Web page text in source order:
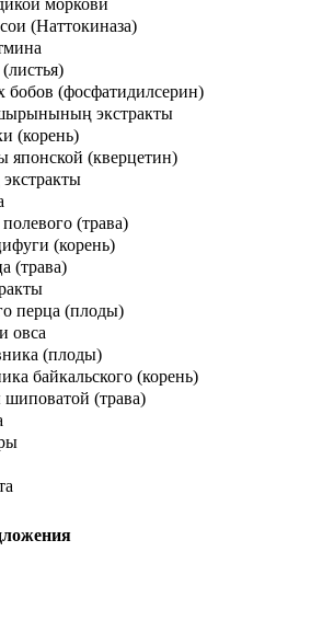
моркови
(Наттокиназа)
бобов (фосфатидилсерин)
экстракты
(корень)
японской (кверцетин)
(трава)
(корень)
(трава)
перца (плоды)
овса
(плоды)
байкальского (корень)
(трава)